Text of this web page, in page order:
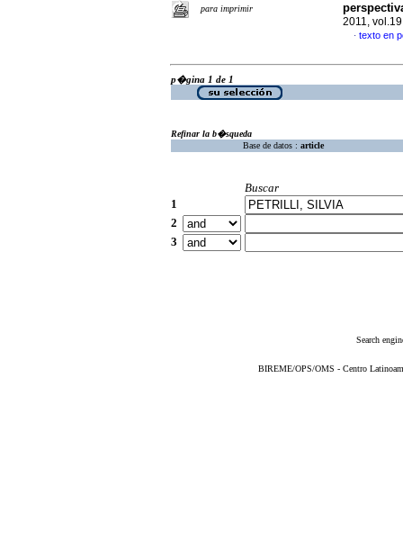
para imprimir
2011,
· texto en
p�gina 1 de 1
Refinar la b�squeda
Base de datos : article
Buscar
1
2
3
Search
BIREME/OPS/OMS - Centro